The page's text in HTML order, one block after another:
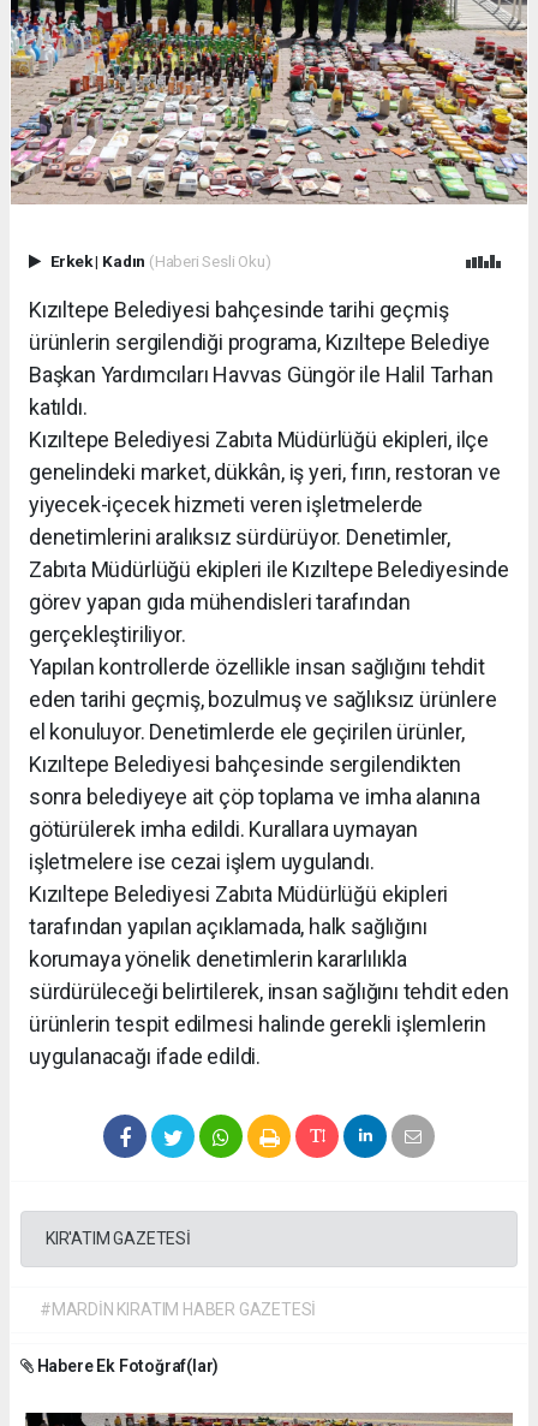
Erkek| Kadın (Haberi Sesli Oku)
Kızıltepe Belediyesi bahçesinde tarihi geçmiş
ürünlerin sergilendiği programa, Kızıltepe Belediye
Başkan Yardımcıları Havvas Güngör ile Halil Tarhan
katıldı.
Kızıltepe Belediyesi Zabıta Müdürlüğü ekipleri, ilçe
genelindeki market, dükkân, iş yeri, fırın, restoran ve
yiyecek-içecek hizmeti veren işletmelerde
denetimlerini aralıksız sürdürüyor. Denetimler,
Zabıta Müdürlüğü ekipleri ile Kızıltepe Belediyesinde
görev yapan gıda mühendisleri tarafından
gerçekleştiriliyor.
Yapılan kontrollerde özellikle insan sağlığını tehdit
eden tarihi geçmiş, bozulmuş ve sağlıksız ürünlere
el konuluyor. Denetimlerde ele geçirilen ürünler,
Kızıltepe Belediyesi bahçesinde sergilendikten
sonra belediyeye ait çöp toplama ve imha alanına
götürülerek imha edildi. Kurallara uymayan
işletmelere ise cezai işlem uygulandı.
Kızıltepe Belediyesi Zabıta Müdürlüğü ekipleri
tarafından yapılan açıklamada, halk sağlığını
korumaya yönelik denetimlerin kararlılıkla
sürdürüleceği belirtilerek, insan sağlığını tehdit eden
ürünlerin tespit edilmesi halinde gerekli işlemlerin
uygulanacağı ifade edildi.
KIR'ATIM GAZETESİ
#MARDİN KIRATIM HABER GAZETESİ
Habere Ek Fotoğraf(lar)